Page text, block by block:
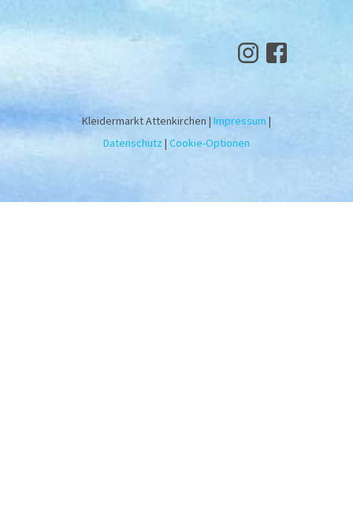
Kleidermarkt Attenkirchen | Impressum |
Datenschutz | Cookie-Optionen